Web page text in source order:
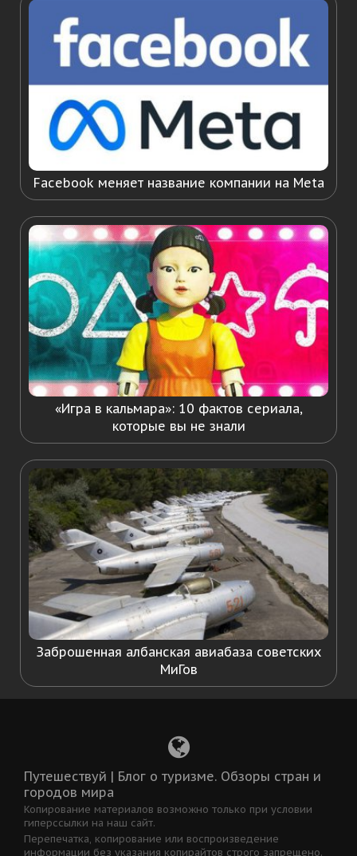
Facebook меняет название компании на Meta
«Игра в кальмара»: 10 фактов сериала,
которые вы не знали
Заброшенная албанская авиабаза советских
МиГов
Путешествуй | Блог о туризме. Обзоры стран и
городов мира
Копирование материалов возможно только при условии
гиперссылки на наш сайт.
Перепечатка, копирование или воспроизведение
информации без указания копирайтов строго запрещено.